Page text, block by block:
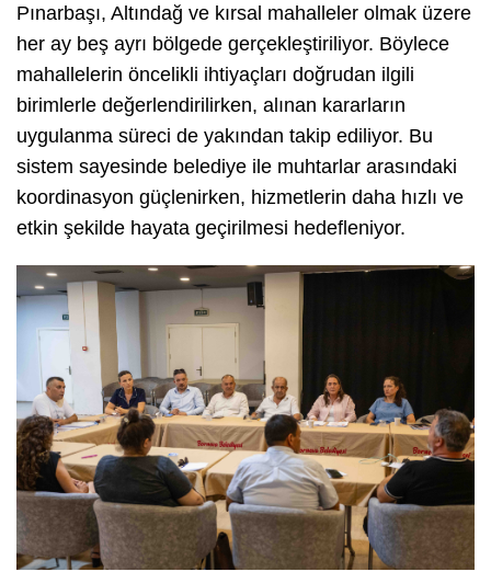
Pınarbaşı, Altındağ ve kırsal mahalleler olmak üzere
her ay beş ayrı bölgede gerçekleştiriliyor. Böylece
mahallelerin öncelikli ihtiyaçları doğrudan ilgili
birimlerle değerlendirilirken, alınan kararların
uygulanma süreci de yakından takip ediliyor. Bu
sistem sayesinde belediye ile muhtarlar arasındaki
koordinasyon güçlenirken, hizmetlerin daha hızlı ve
etkin şekilde hayata geçirilmesi hedefleniyor.